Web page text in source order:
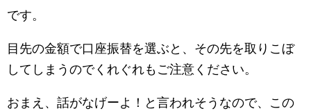
です。
目先の金額で口座振替を選ぶと、その先を取りこぼ
してしまうのでくれぐれもご注意ください。
おまえ、話がなげーよ！と言われそうなので、この